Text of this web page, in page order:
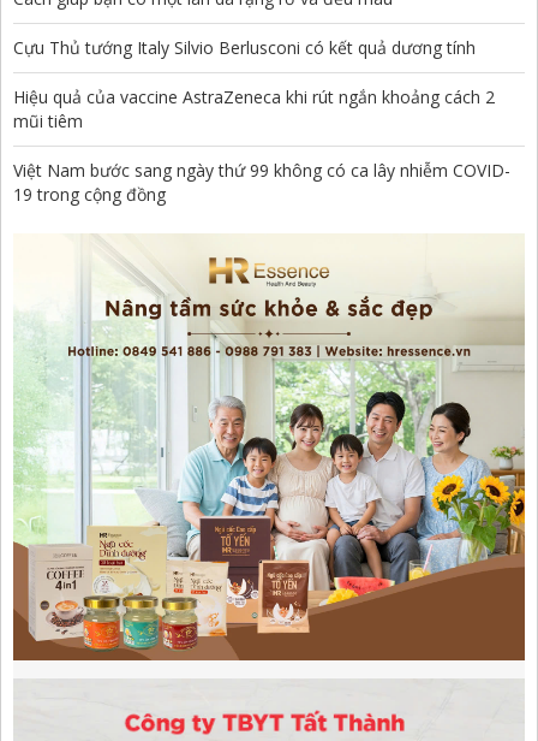
Cựu Thủ tướng Italy Silvio Berlusconi có kết quả dương tính
Hiệu quả của vaccine AstraZeneca khi rút ngắn khoảng cách 2
mũi tiêm
Việt Nam bước sang ngày thứ 99 không có ca lây nhiễm COVID-
19 trong cộng đồng